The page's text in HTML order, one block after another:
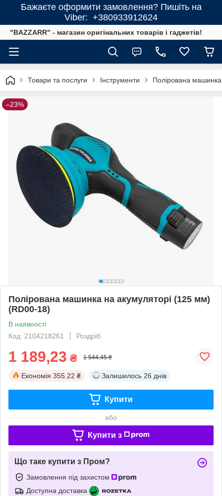
Бажаєте оформити замовлення? Пишіть на
Viber: +380933912624
"BAZZARR" - магазин оригінальних товарів і гаджетів!
Товари та послуги Інструменти Полірована
–23%
Полірована машинка на акумуляторі (125 мм)
(RD00-18)
В наявності
Код: 2104218261
Роздріб
1 189,23 ₴ 1 544,45 ₴
Економія 355.22 ₴ Залишилось 26 днів
Купити
або
Купити з
Що таке купити з Пром?
Замовлення під захистом
Доступна доставка